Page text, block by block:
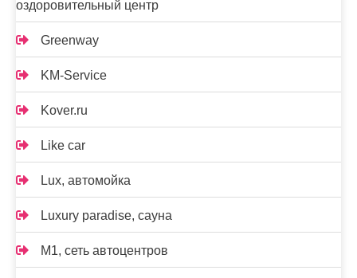
оздоровительный центр
Greenway
KM-Service
Kover.ru
Like car
Lux, автомойка
Luxury paradise, сауна
M1, сеть автоцентров